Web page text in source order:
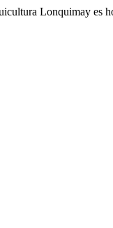
Lonquimay es